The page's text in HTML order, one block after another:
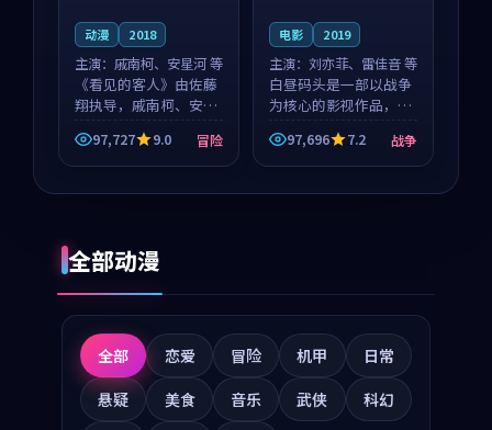
动漫 2018
主演： 戚南柯、安星河 等
《看见的客人》由佐藤
翔执导，戚南柯、安星
河领衔主演，是一部
2018年上映的泰国冒险
动漫。影片以海岸抒情
97,727 9.0 冒险
电影 2019
主演： 刘亦菲、雷佳音 等
白昼码头是一部以战争
为核心的影视作品，围
绕危机、反转与人物成
长展开，整体节奏紧
凑，值得推荐观看。
97,696 7.2 战争
全部动漫
全部 恋爱 冒险 机甲
日常
悬疑
美食 音乐 武侠
科幻